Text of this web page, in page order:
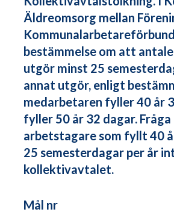
Äldreomsorg mellan
bestämmelse om att
utgör minst 25
annat utgör, enligt
medarbetaren fyller 40 år
fyller 50 år 32 dagar.
arbetstagare som fyllt 40
25 semesterdagar per år
kollektivavtalet.
Mål nr